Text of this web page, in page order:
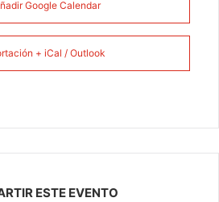
Google Calendar
+ iCal / Outlook
ESTE EVENTO